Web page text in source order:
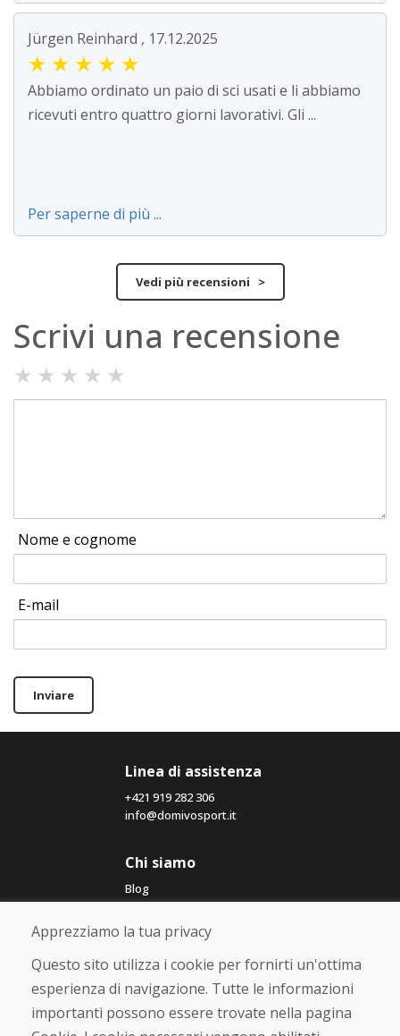
Jürgen Reinhard , 17.12.2025
★ ★ ★ ★ ★
Abbiamo ordinato un paio di sci usati e li abbiamo
ricevuti entro quattro giorni lavorativi. Gli ...
Per saperne di più ...
Vedi più recensioni >
Scrivi una recensione
★ ★ ★ ★ ★
Nome e cognome
E-mail
Inviare
Linea di assistenza
+421 919 282 306
info@domivosport.it
Chi siamo
Blog
Chi siamo
Negozio
Contatto
Acquistare
Negozio online
Apprezziamo la tua privacy
Questo sito utilizza i cookie per fornirti un'ottima
esperienza di navigazione. Tutte le informazioni
importanti possono essere trovate nella pagina